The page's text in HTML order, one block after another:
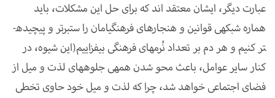
عبارت دیگر، ایشان معتقد اند که برای حل این مشکلات، باید
هماره شبکه­ی قوانین و هنجار­های فرهنگی­امان را ستبرتر و پیچیده­
تر کنیم و هر دم بر تعداد نُرم­های فرهنگی بیفزاییم(این شیوه، در
کنار سایر عوامل، باعث محو شدن همه­ی جلوه­های لذت و میل از
فضای اجتماعی خواهد شد، چرا که لذت و میل خود حاوی تخطی